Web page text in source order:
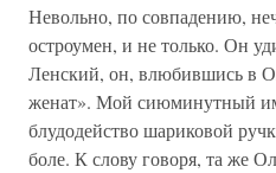
Невольно, по совпадению,
остроумен, и не только. Он
Ленский, он, влюбившись в
женат». Мой сиюминутный
блудодейство шариковой
боле. К слову говоря, та же